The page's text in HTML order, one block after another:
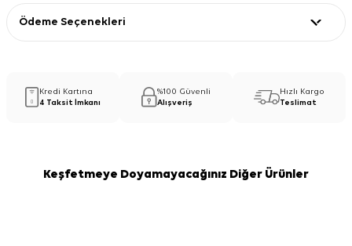
Ödeme Seçenekleri
Kredi Kartına
4 Taksit İmkanı
%100 Güvenli
Alışveriş
Hızlı Kargo
Teslimat
Keşfetmeye Doyamayacağınız Diğer Ürünler